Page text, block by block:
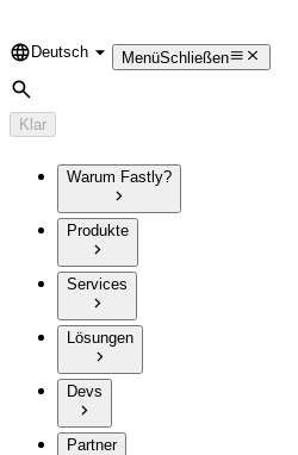
Language
Deutsch MenüSchließen
Suche
Klar
Warum Fastly?
Produkte
Services
Lösungen
Devs
Partner